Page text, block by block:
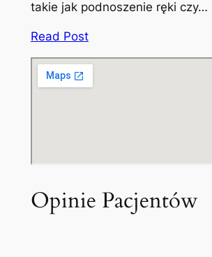
takie jak podnoszenie ręki czy…
Read Post
Opinie Pacjentów